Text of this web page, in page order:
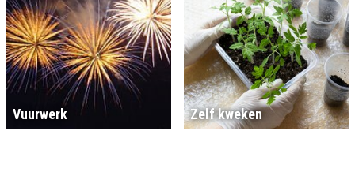
Vuurwerk Zelf kweken